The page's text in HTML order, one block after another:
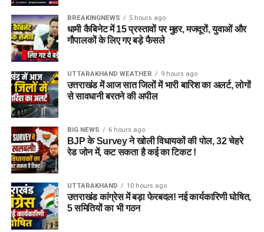
BREAKINGNEWS 5 hours ago
धामी कैबिनेट में 15 प्रस्तावों पर मुहर, मजदूरों, युवाओं और
गौपालकों के लिए गए बड़े फैसले
UTTARAKHAND WEATHER 9 hours ago
उत्तराखंड में आज सात जिलों में भारी बारिश का अलर्ट, लोगों
से सावधानी बरतने की अपील
BIG NEWS 6 hours ago
BJP के Survey ने खोली विधायकों की पोल, 32 चेहरे
रेड जोन में, कट सकता है कई का टिकट !
UTTARAKHAND 10 hours ago
उत्तराखंड कांग्रेस में बड़ा फेरबदल! नई कार्यकारिणी घोषित,
5 समितियों का भी गठन